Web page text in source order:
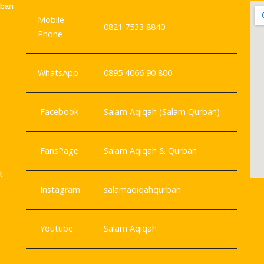
Mobile
Phone
0821 7533 8840
WhatsApp 0895 4066 90 800
Facebook Salam Aqiqah (Salam Qurban)
FansPage Salam Aqiqah & Qurban
Instagram salamaqiqahqurban
Youtube Salam Aqiqah